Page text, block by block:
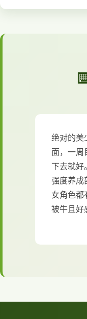
绝对的美
面，一周
下去就好
强度养成
女角色都
被牛且好